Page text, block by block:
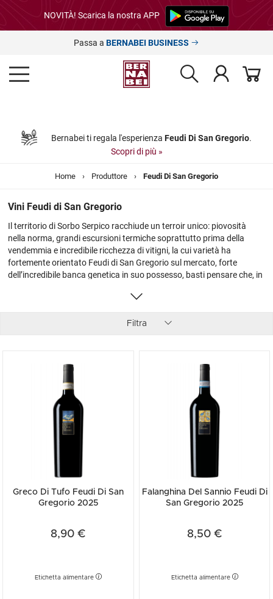
NOVITÀ! Scarica la nostra APP
Passa a BERNABEI BUSINESS
Bernabei ti regala l'esperienza Feudi Di San Gregorio.
Scopri di più »
Home › Produttore › Feudi Di San Gregorio
Vini Feudi di San Gregorio
Il territorio di Sorbo Serpico racchiude un terroir unico: piovosità
nella norma, grandi escursioni termiche soprattutto prima della
vendemmia e incredibile ricchezza di vitigni, la cui varietà ha
fortemente orientato Feudi di San Gregorio sul mercato, forte
dell’incredibile banca genetica in suo possesso, basti pensare che, in
del sodalizio tra l’intraprendente presidente Antonio Capaldo e il
sogno sempre più concreto che è quello di leggere il terroir nell’ottica
Falanghina e Fiano sino all’incontrastato Aglianico, calici che
continuano ad alzare, dove possibile, l’asticella qualitativa. Tutta la
gamma proposta gode di una vera e propria pace dei sensi, grazie
anche alle continue sperimentazioni e agli investimenti,
dimostrazioni palesi di come, nonostante lo status raggiunto, Feudi
di San Gregorio continui la sua ricerca della perfezione.
Filtra
Greco Di Tufo Feudi Di San
Gregorio 2025
8,90 €
Etichetta alimentare
Falanghina Del Sannio Feudi Di
San Gregorio 2025
8,50 €
Etichetta alimentare